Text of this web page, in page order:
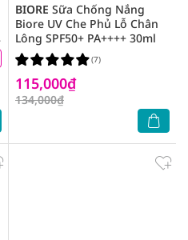
BIORE Sữa Chống Nắng
Biore UV Che Phủ Lỗ Chân
Lông SPF50+ PA++++ 30ml
115,000₫
134,000₫
(7)